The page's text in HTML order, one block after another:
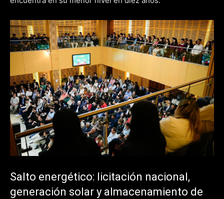
Salto energético: licitación nacional,
generación solar y almacenamiento de